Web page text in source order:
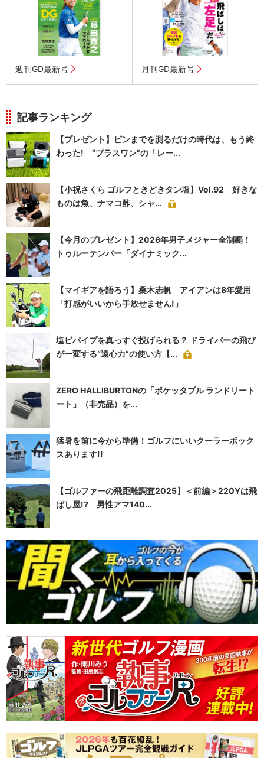
週刊GD最新号 月刊GD最新号
記事ランキング
【プレゼント】ピンまでを測るだけの時代は、もう終
わった! “プラスワン”の「レー...
【小祝さくら ゴルフときどきタン塩】Vol.92 好きな
ものは魚、ナマコ酢、シャ...
【今月のプレゼント】2026年男子メジャー全制覇！
トゥルーテンパー「ダイナミック...
【マイギアを語ろう】桑木志帆 アイアンは8年愛用
「打感がいいから手放せません!」
塩ビパイプを真っすぐ投げられる？ ドライバーの飛び
が一変する“遠心力”の使い方【...
ZERO HALLIBURTONの「ポケッタブル ランドリート
ート」（非売品）を...
猛暑を前に今から準備！ゴルフにいいクーラーボック
スあります!!
【ゴルファーの飛距離調査2025】＜前編＞220Yは飛
ばし屋!? 男性アマ140...